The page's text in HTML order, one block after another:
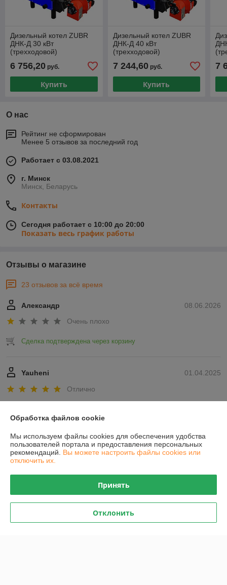
Дизельный котел ZUBR
ДНК-Д 30 кВт
(трехходовой)
6 756,20 руб.
Купить
Дизельный котел ZUBR
ДНК-Д 40 кВт
(трехходовой)
7 244,60руб.
Купить
7
О нас
Рейтинг не сформирован
Менее 5 отзывов за последний год
Работает с 03.08.2021
г. Минск
Минск, Беларусь
Контакты
Сегодня работает с 10:00 до 20:00
Показать весь график работы
Отзывы о магазине
23 отзывов за всё время
08.06.2026
Александр
Очень плохо
Сделка подтверждена через корзину
01.04.2025
Yauheni
Отлично
О нас
Обработка файлов cookie
Мы используем файлы cookies для обеспечения удобства
пользователей портала и предоставления персональных
рекомендаций. Вы можете настроить файлы cookies или
отключить их.
Принять
Отклонить